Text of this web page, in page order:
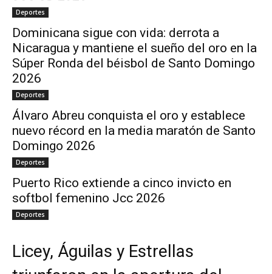
Deportes
Dominicana sigue con vida: derrota a
Nicaragua y mantiene el sueño del oro en la
Súper Ronda del béisbol de Santo Domingo
2026
Deportes
Álvaro Abreu conquista el oro y establece
nuevo récord en la media maratón de Santo
Domingo 2026
Deportes
Puerto Rico extiende a cinco invicto en
softbol femenino Jcc 2026
Deportes
Licey, Águilas y Estrellas